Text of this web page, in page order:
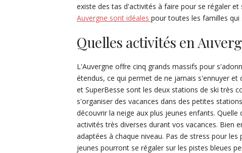
existe des tas d'activités à faire pour se régaler
Auvergne sont idéales pour toutes les familles
Quelles activités en
L'Auvergne offre cinq grands massifs pour
étendus, ce qui permet de ne jamais s'ennuyer
et SuperBesse sont les deux stations de ski très
s'organiser des vacances dans des petites
découvrir la neige aux plus jeunes enfants.
activités très diverses durant vos vacances. Bien
adaptées à chaque niveau. Pas de stress pour
jeunes pourront se régaler sur les pistes bleues